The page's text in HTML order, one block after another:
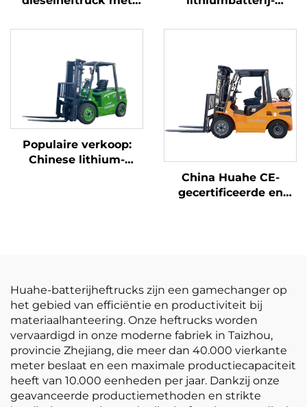
Japanse ISUZU-motor
met lithiumbatterij,
Populaire verkoop:
Chinese lithium-
China Huahe CE-
gecertificeerde en
Huahe-batterijheftrucks zijn een gamechanger op
het gebied van efficiëntie en productiviteit bij
materiaalhanteering. Onze heftrucks worden
vervaardigd in onze moderne fabriek in Taizhou,
provincie Zhejiang, die meer dan 40.000 vierkante
meter beslaat en een maximale productiecapaciteit
heeft van 10.000 eenheden per jaar. Dankzij onze
geavanceerde productiemethoden en strikte